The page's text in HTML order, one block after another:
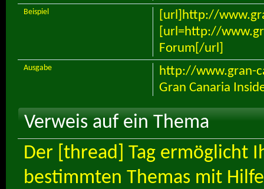
[url]http://
[url=http://
Forum[/url]
Beispiel
http://www.gran-
Gran Canaria
Ausgabe
Verweis auf ein Thema
Der [thread] Tag ermöglicht
bestimmten Themas mit